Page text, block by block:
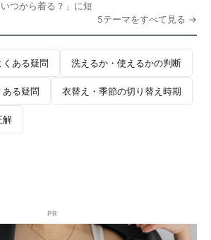
つから着る？」に短
5テーマをすべて見る
ある疑問 洗えるか・使えるかの判断
ある疑問 衣替え・季節の切り替え時期
解
PR